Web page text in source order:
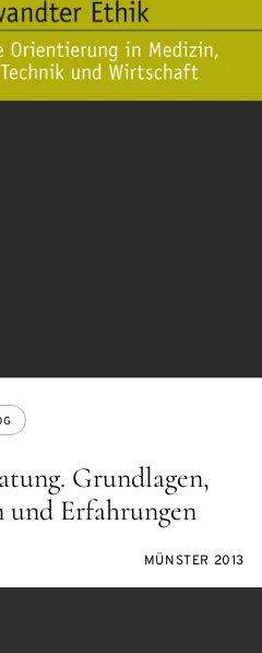
Grundlagen,
und Erfahrungen
MÜNSTER 2013